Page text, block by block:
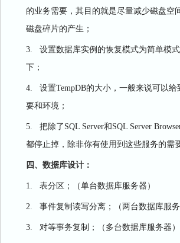
的业务需要，其目的就是尽量减少磁盘空
磁盘碎片的产生；
3.
设置数据库实例的恢复模式为简单模
下；
4. 设置TempDB的大小，一般来说可以给
要和环境；
5. 把除了 SQL Server和 SQL Server
都停止掉，除非你有使用到这些服务的需
四、 数据库设计：
1. 表分区；（单台数据库服务器）
2. 事件复制读写分离；（两台数据库服务
3. 对等事务复制；（多台数据库服务器）